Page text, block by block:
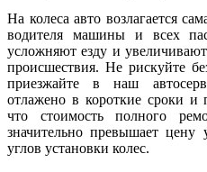
На колеса авто возлагается
водителя машины и всех
усложняют езду и
происшествия. Не рискуйте
приезжайте в наш
отлажено в короткие сроки
что стоимость полного
значительно превышает цену
углов установки колес.